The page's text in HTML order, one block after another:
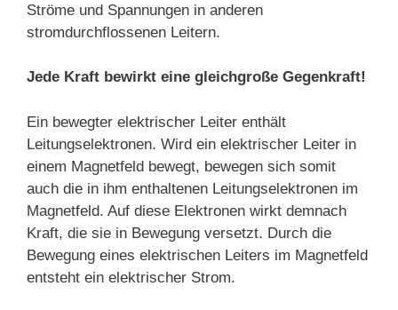
Ströme und Spannungen in anderen
stromdurchflossenen Leitern.
Jede Kraft bewirkt eine gleichgroße Gegenkraft!
Ein bewegter elektrischer Leiter enthält
Leitungselektronen. Wird ein elektrischer Leiter in
einem Magnetfeld bewegt, bewegen sich somit
auch die in ihm enthaltenen Leitungselektronen im
Magnetfeld. Auf diese Elektronen wirkt demnach
Kraft, die sie in Bewegung versetzt. Durch die
Bewegung eines elektrischen Leiters im Magnetfeld
entsteht ein elektrischer Strom.